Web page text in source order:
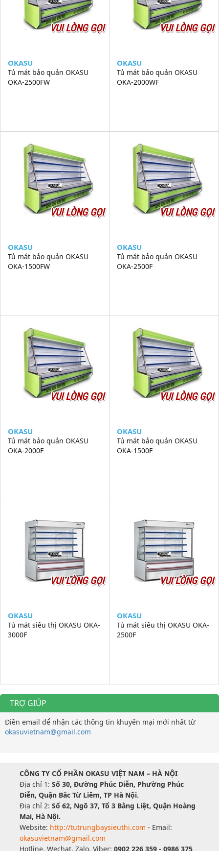
VUI LÒNG GỌI
OKASU
Tủ mát bảo quản OKASU
OKA-2500FW
VUI LÒNG GỌI
OKASU
Tủ mát bảo quản OKASU
OKA-2000WF
VUI LÒNG GỌI
OKASU
Tủ mát bảo quản OKASU
OKA-1500FW
VUI LÒNG GỌI
OKASU
Tủ mát bảo quản OKASU
OKA-2500F
VUI LÒNG GỌI
OKASU
Tủ mát bảo quản OKASU
OKA-2000F
VUI LÒNG GỌI
OKASU
Tủ mát bảo quản OKASU
OKA-1500F
VUI LÒNG GỌI
OKASU
Tủ mát siêu thị OKASU OKA-
3000F
VUI LÒNG GỌI
OKASU
Tủ mát siêu thị OKASU OKA-
2500F
TRỢ GIÚP
Điền email để nhận các thông tin khuyến mại mới nhất từ
okasuvietnam@gmail.com
CÔNG TY CỔ PHẦN OKASU VIỆT NAM – HÀ NỘI
Địa chỉ 1: Số 30, Đường Phúc Diễn, Phường Phúc
Diễn, Quận Bắc Từ Liêm, TP Hà Nội.
Địa chỉ 2: Số 62, Ngõ 37, Tổ 3 Bằng Liệt, Quận Hoàng
Mai, Hà Nội.
Website: http://tutrungbaysieuthi.com - Email:
okasuvietnam@gmail.com
Hotline, Wechat, Zalo, Viber: 0902 226 359 - 0986 375